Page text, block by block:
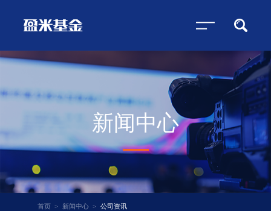
新闻中心
首页 > 新闻中心 > 公司资讯